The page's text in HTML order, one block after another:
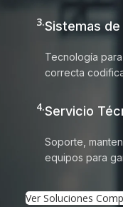
3.Sistemas
Tecnología
correcta
4.Servicio
Soporte,
equipos para
Ver Soluciones